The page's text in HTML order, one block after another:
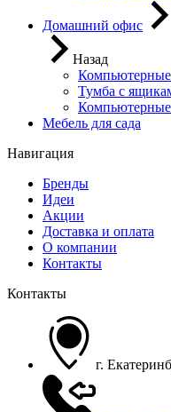
Домашний офис
Назад
Тумба с
Компьютерные
Мебель для сада
Навигация
Бренды
Идеи
Акции
Доставка и оплата
О компании
Контакты
Контакты
г.